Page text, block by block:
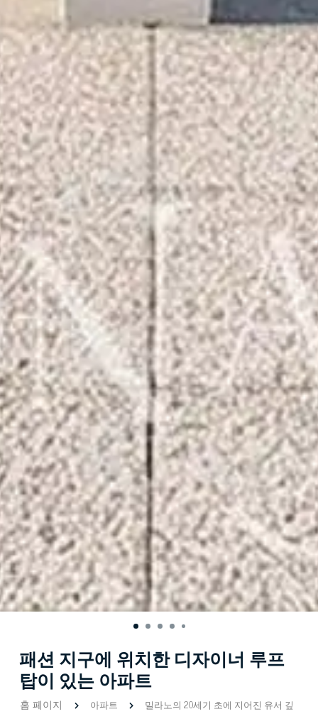
패션 지구에 위치한 디자이너 루프
탑이 있는 아파트
홈 페이지 아파트
밀라노의 20세기 초에 지어진 유서 깊